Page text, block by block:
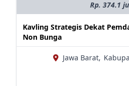
Rp. 374.1
Kavling Strategis Dekat
Non Bunga
Jawa Barat,